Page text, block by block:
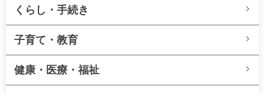
くらし・手続き
子育て・教育
健康・医療・福祉